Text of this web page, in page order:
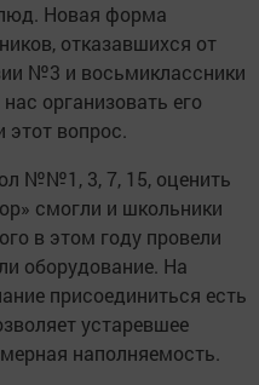
Новая форма
отказавшихся от
№3 и восьмиклассники
организовать его
вопрос.
№№1, 3, 7, 15, оценить
смогли и школьники
в этом году провели
оборудование. На
присоединиться есть
устаревшее
наполняемость.